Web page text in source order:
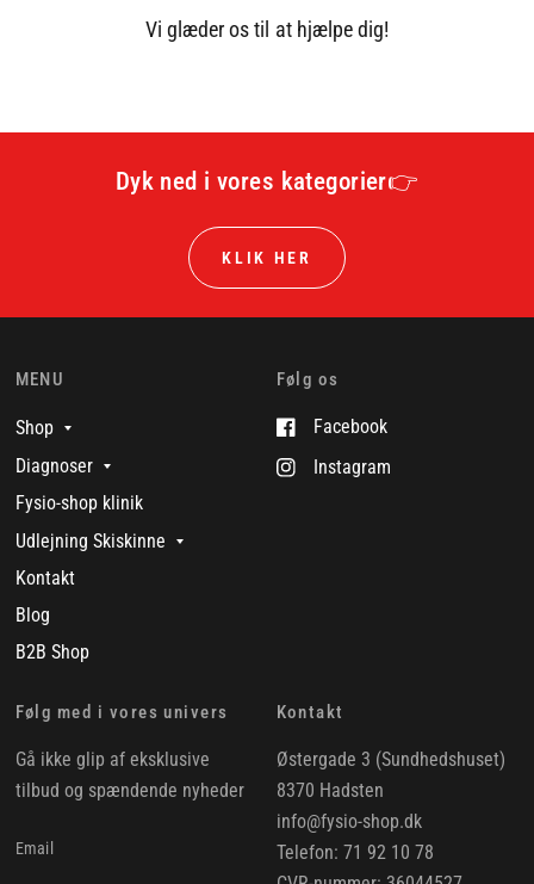
Vi glæder os til at hjælpe dig!
Dyk ned i vores kategorier👉
KLIK HER
MENU
Shop
Diagnoser
Fysio-shop klinik
Udlejning Skiskinne
Kontakt
Blog
B2B Shop
Følg os
Facebook
Instagram
Følg med i vores univers
Gå ikke glip af eksklusive
tilbud og spændende nyheder
Email
Kontakt
Østergade 3 (Sundhedshuset)
8370 Hadsten
info@fysio-shop.dk
Telefon: 71 92 10 78